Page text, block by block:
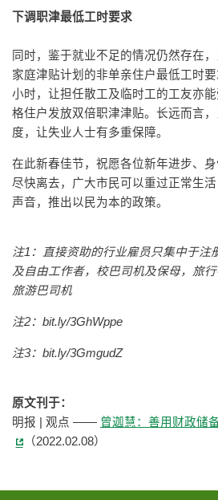
下调职津最低工时要求
同时，鉴于就业不足的情况仍然存在
家庭津贴计划的非单亲住户最低工时
小时，让担任散工及临时工的工友亦
格住户发放双倍职津津贴。长远而言
度，让失业人士有多重保障。
在此新春佳节，祝愿各位新年进步、
尽快离去，广大市民可以重过正常生
声音，推出以民为本的政策。
注1：直接资助的行业雇员只集中于注
及自由工作者，校巴司机及保母，旅行
旅游巴司机
注2：bit.ly/3GhWppe
注3：bit.ly/3GmgudZ
原文刊于：
明报 | 观点 —— 曾迦慧：善用财政储
（2022.02.08）